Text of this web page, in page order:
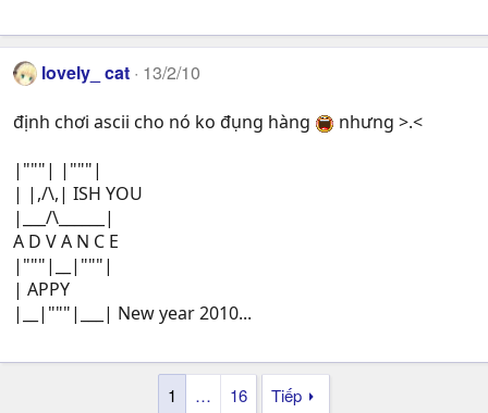
lovely_ cat 13/2/10
định chơi ascii cho nó ko đụng hàng
nhưng >.<
|"""| |"""|
| |,/\,| ISH YOU
|___/\______|
A D V A N C E
|"""|__|"""|
| APPY
|__|"""|___| New year 2010...
1 … 16 Tiếp